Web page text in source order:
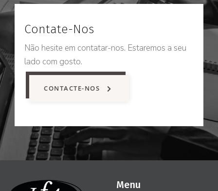
Contate-Nos
Não hesite em contatar-nos. Estaremos a seu
lado com gosto.
CONTACTE-NOS
Menu